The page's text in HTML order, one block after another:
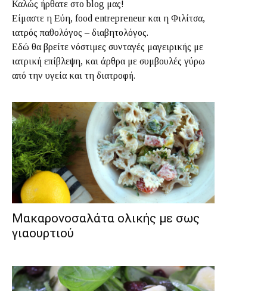
Καλώς ήρθατε στο blog μας!
Είμαστε η Εύη, food entrepreneur και η Φιλίτσα,
ιατρός παθολόγος – διαβητολόγος.
Εδώ θα βρείτε νόστιμες συνταγές μαγειρικής με
ιατρική επίβλεψη, και άρθρα με συμβουλές γύρω
από την υγεία και τη διατροφή.
Μακαρονοσαλάτα ολικής με σως
γιαουρτιού